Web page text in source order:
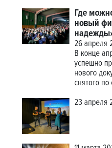
Где
новый
26 апреля
В конце
успешно
нового
снятого
23 апреля